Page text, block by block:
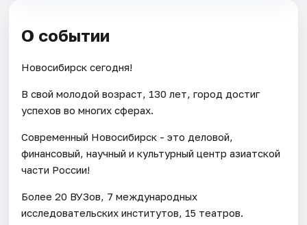
О событии
Новосибирск сегодня!
В свой молодой возраст, 130 лет, город достиг
успехов во многих сферах.
Современный Новосибирск - это деловой,
финансовый, научный и культурный центр азиатской
части России!
Более 20 ВУЗов, 7 международных
исследовательских институтов, 15 театров.